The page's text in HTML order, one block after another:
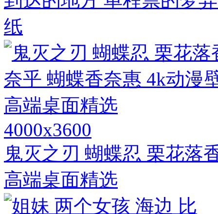
纸
4000x3600
鬼灭之刃 蝴蝶忍 栗花落
高端桌面精选